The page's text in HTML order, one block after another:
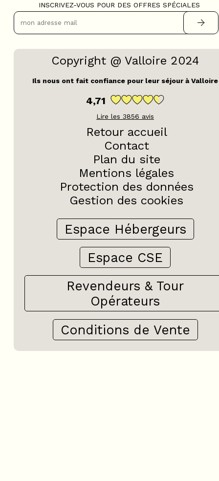
INSCRIVEZ-VOUS POUR DES OFFRES SPÉCIALES
Copyright @ Valloire 2024
Ils nous ont fait confiance pour leur séjour à Valloire
4,71
Lire les 3856 avis
Retour accueil
Contact
Plan du site
Mentions légales
Protection des données
Gestion des cookies
Espace Hébergeurs
Espace CSE
Revendeurs & Tour
Opérateurs
Conditions de Vente